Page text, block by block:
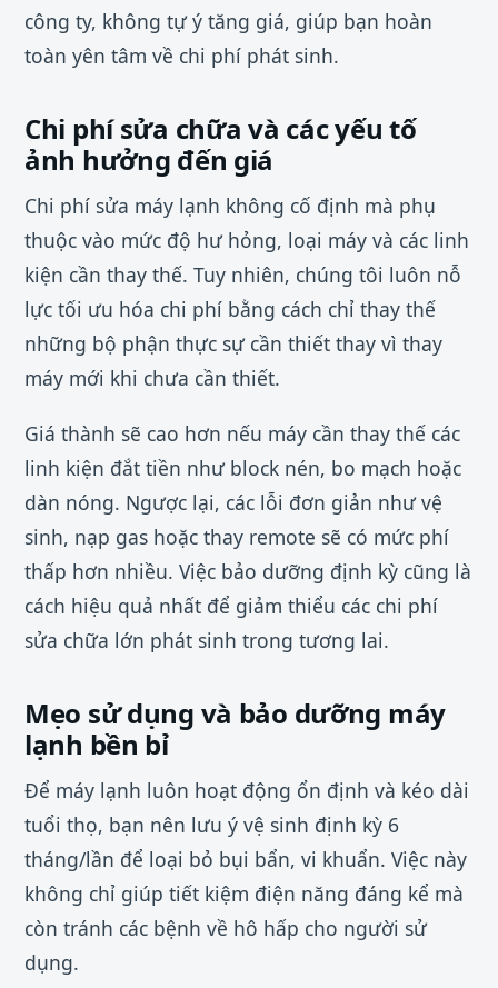
công ty, không tự ý tăng giá, giúp bạn hoàn
toàn yên tâm về chi phí phát sinh.
Chi phí sửa chữa và các yếu tố
ảnh hưởng đến giá
Chi phí sửa máy lạnh không cố định mà phụ
thuộc vào mức độ hư hỏng, loại máy và các linh
kiện cần thay thế. Tuy nhiên, chúng tôi luôn nỗ
lực tối ưu hóa chi phí bằng cách chỉ thay thế
những bộ phận thực sự cần thiết thay vì thay
máy mới khi chưa cần thiết.
Giá thành sẽ cao hơn nếu máy cần thay thế các
linh kiện đắt tiền như block nén, bo mạch hoặc
dàn nóng. Ngược lại, các lỗi đơn giản như vệ
sinh, nạp gas hoặc thay remote sẽ có mức phí
thấp hơn nhiều. Việc bảo dưỡng định kỳ cũng là
cách hiệu quả nhất để giảm thiểu các chi phí
sửa chữa lớn phát sinh trong tương lai.
Mẹo sử dụng và bảo dưỡng máy
lạnh bền bỉ
Để máy lạnh luôn hoạt động ổn định và kéo dài
tuổi thọ, bạn nên lưu ý vệ sinh định kỳ 6
tháng/lần để loại bỏ bụi bẩn, vi khuẩn. Việc này
không chỉ giúp tiết kiệm điện năng đáng kể mà
còn tránh các bệnh về hô hấp cho người sử
dụng.